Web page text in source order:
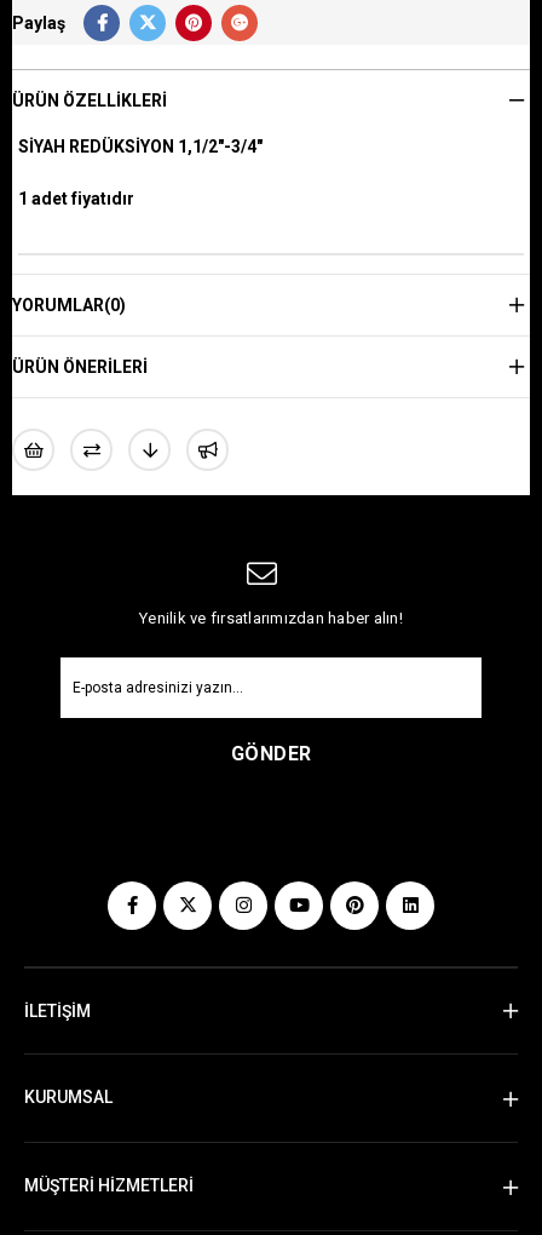
Paylaş
ÜRÜN ÖZELLIKLERI
SİYAH REDÜKSİYON 1,1/2"-3/4"
1 adet fiyatıdır
YORUMLAR(0)
ÜRÜN ÖNERILERI
Yenilik ve fırsatlarımızdan haber alın!
GÖNDER
İLETİŞİM
KURUMSAL
MÜŞTERİ HİZMETLERİ